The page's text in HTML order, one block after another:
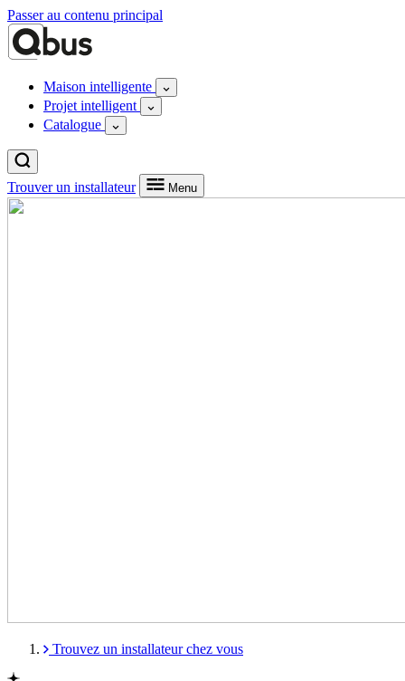
Passer au contenu principal
Maison intelligente
Projet intelligent
Catalogue
Trouver un installateur Menu
Trouvez un installateur chez vous